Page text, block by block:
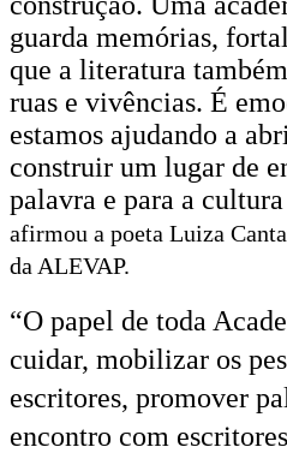
guarda memórias,
que a literatura
ruas e vivências. É
estamos ajudando a
construir um lugar de
palavra e para a
afirmou a poeta Luiza
da ALEVAP.
“O papel de toda
cuidar, mobilizar os
escritores, promover
encontro com